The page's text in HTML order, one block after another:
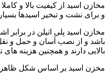
مخازن اسید از کیفیت بالا و
و برای نشت و تبخیر اسیدها
مخازن اسید پلی اتیلن در
باشد و از نصب آسان و حمل و
بالایی دارند و همچنین هزینه
مخزن اسید بر اساس شکل